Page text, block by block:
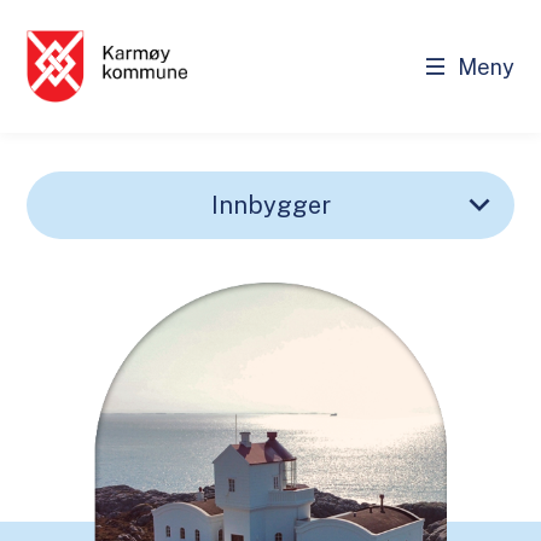
Meny
Karmøy kommune -
Innbygger